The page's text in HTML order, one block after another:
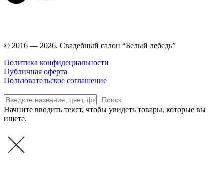
© 2016 — 2026. Свадебный салон “Белый лебедь”
Политика конфидециальности
Публичная оферта
Пользовательское соглашение
Поиск
Начните вводить текст, чтобы увидеть товары, которые вы
ищете.